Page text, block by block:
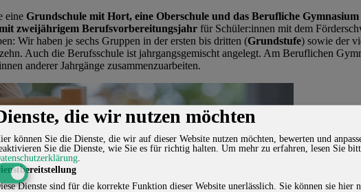
eine Grundschule mit Hort, eine Oberschule und das Berufliche Gymnasium
zweijährigem Berufsvorbereitungsjahr für Schüler:innen mit dem
Wir haben je sechs Gruppen in der ersten bis dritten (Grundstufe) sowie der
Auch die Berufsschule ist jahrgangsgemischt angelegt. Am Beruflichen
anderer Jahrgänge zusammenzuarbeiten.
die wir nutzen möchten
können Sie die Dienste, die wir auf dieser Website nutzen möchten, bewerten und
Sie die Dienste, wie Sie es für richtig halten. Um mehr zu erfahren, lesen Sie
Dienste sind für die korrekte Funktion dieser Website unerlässlich. Sie können sie hier